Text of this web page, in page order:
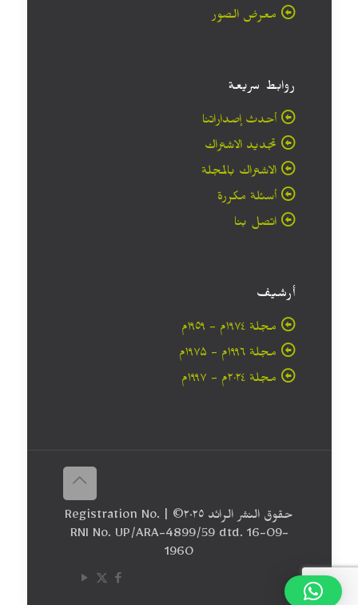
معرض الصور
روابط سريعة
أحدث إصداراتنا
تجديد الاشتراك
الاشتراك بالمجلة
أسئلة مكررة
اتصل بنا
أرشيف
مجلة ۱۹۷٤م - ١٩٥٩م
مجلة ۱۹۹٦م - ۱۹۷۵م
مجلة ۲۰۲٤م - ۱۹۹۷م
حقوق النشر الرائد ٢٠۲٥© | Registration No.
RNI No. UP/ARA-4899/59 dtd. 16-09-
1960